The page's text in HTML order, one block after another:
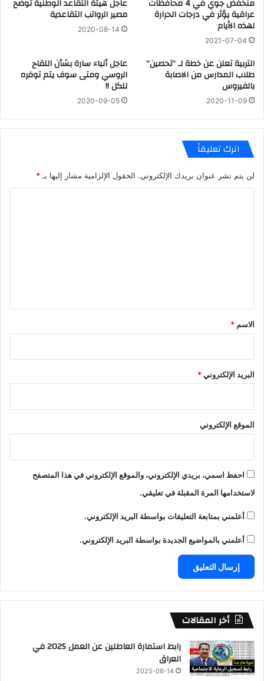
منخفض جوي في 4 محافظات
عراقية يؤثر في درجات الحرارة
لهذه الأيام
2021-07-04
عاجل هيئة التقاعد الوطنية توضح
مصير الرواتب التقاعدية
2020-08-14
التربية تعلن عن خطة لـ ’’تحصين’’
طلاب المدارس من الاصابة
بالفيروس
2020-11-09
عاجل أنباء سارة بشأن اللقاح
الروسي ومتى سوف يتم توفره
للكل !!
2020-09-05
اترك تعليقاً
لن يتم نشر عنوان بريدك الإلكتروني. الحقول الإلزامية مشار إليها بـ *
*
الاسم *
البريد الإلكتروني*
الموقع الإلكتروني
احفظ اسمي، بريدي الإلكتروني، والموقع الإلكتروني في هذا المتصفح
لاستخدامها المرة المقبلة في تعليقي.
أعلمني بمتابعة التعليقات بواسطة البريد الإلكتروني.
أعلمني بالمواضيع الجديدة بواسطة البريد الإلكتروني.
أخر المقالات
رابط استمارة العاطلين عن العمل 2025 في
العراق
2025-06-14